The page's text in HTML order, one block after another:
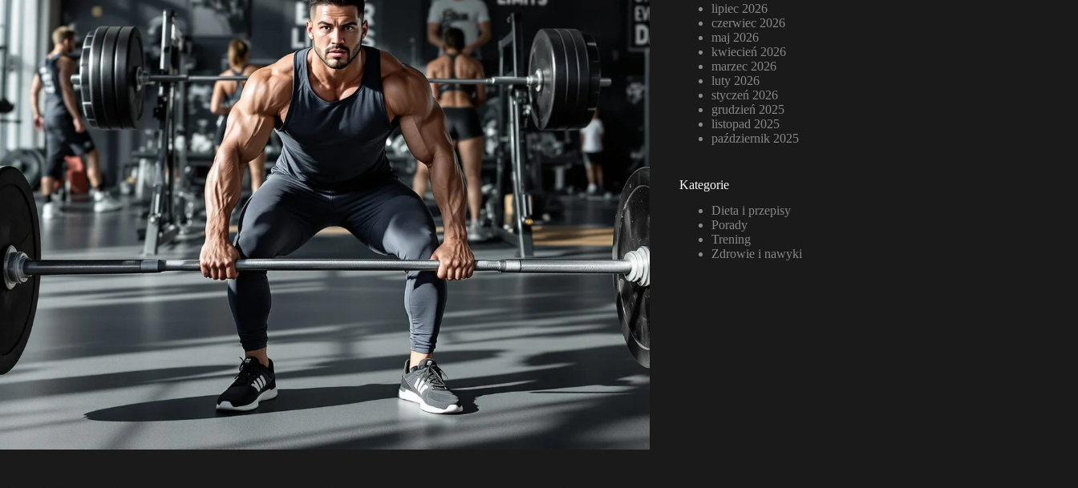
lipiec 2026
czerwiec 2026
maj 2026
kwiecień 2026
marzec 2026
luty 2026
styczeń 2026
grudzień 2025
listopad 2025
październik 2025
Kategorie
Dieta i przepisy
Porady
Trening
Zdrowie i nawyki